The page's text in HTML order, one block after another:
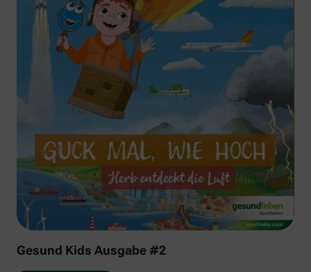
Gesund Kids Ausgabe #2